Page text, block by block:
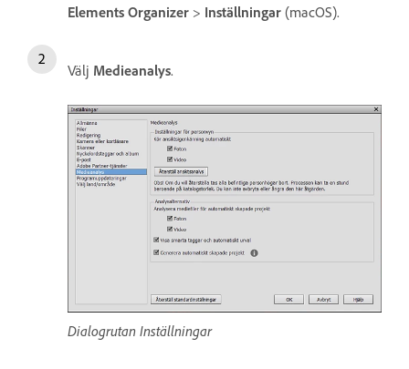
Elements Organizer > Inställningar (macOS).
Välj Medieanalys.
Dialogrutan Inställningar